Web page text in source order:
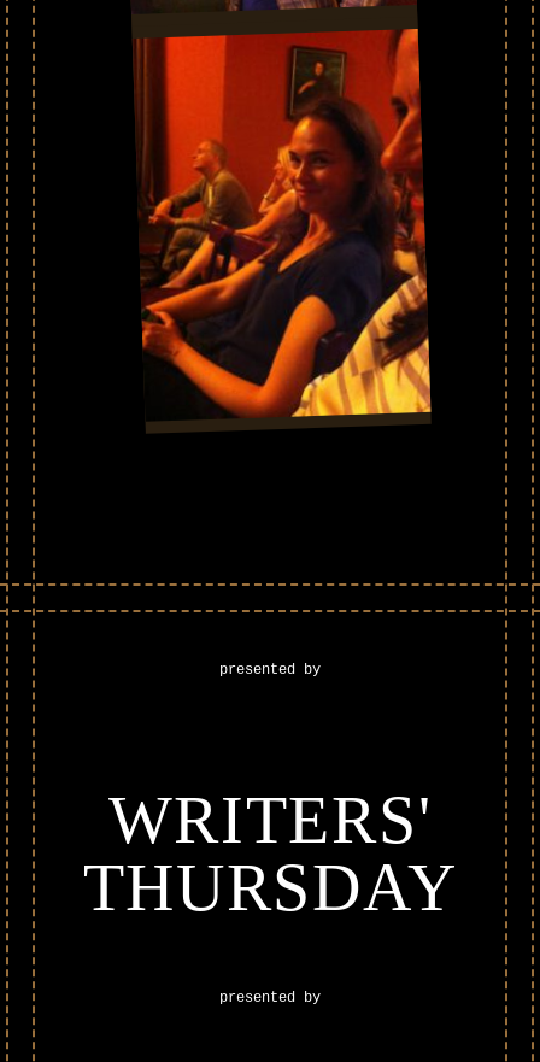
presented by
WRITERS'
THURSDAY
presented by